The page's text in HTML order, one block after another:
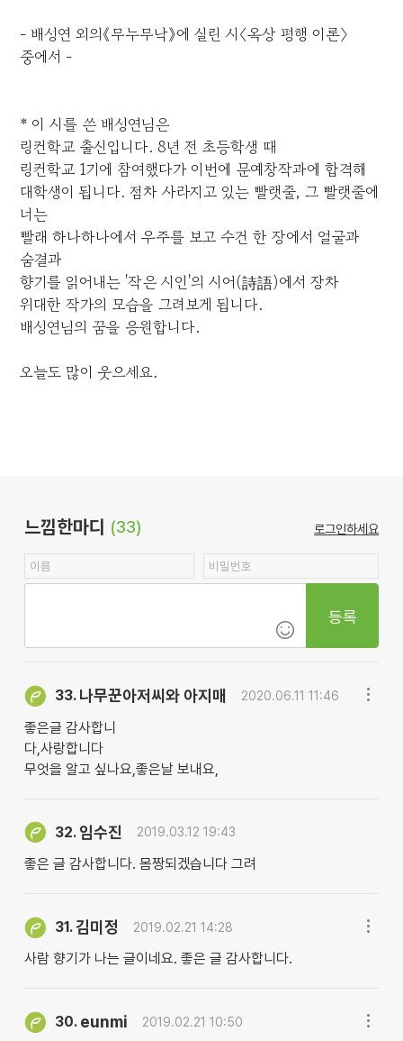
- 배성연 외의《무누무낙》에 실린 시〈옥상 평행 이론〉
중에서 -
* 이 시를 쓴 배성연님은
링컨학교 출신입니다. 8년 전 초등학생 때
링컨학교 1기에 참여했다가 이번에 문예창작과에 합격해
대학생이 됩니다. 점차 사라지고 있는 빨랫줄, 그 빨랫줄에
너는
빨래 하나하나에서 우주를 보고 수건 한 장에서 얼굴과
숨결과
향기를 읽어내는 '작은 시인'의 시어(詩語)에서 장차
위대한 작가의 모습을 그려보게 됩니다.
배성연님의 꿈을 응원합니다.
오늘도 많이 웃으세요.
느낌한마디 (33) 로그인하세요
등록
33. 나무꾼아저씨와 아지매 2020.06.11 11:46
좋은글 감사합니
다,사랑합니다
무엇을 알고 싶나요,좋은날 보내요,
32. 임수진 2019.03.12 19:43
좋은 글 감사합니다. 몸짱되겠습니다 그려
31.김미정 2019.02.21 14:28
사람 향기가 나는 글이네요. 좋은 글 감사합니다.
30. eunmi 2019.02.21 10:50